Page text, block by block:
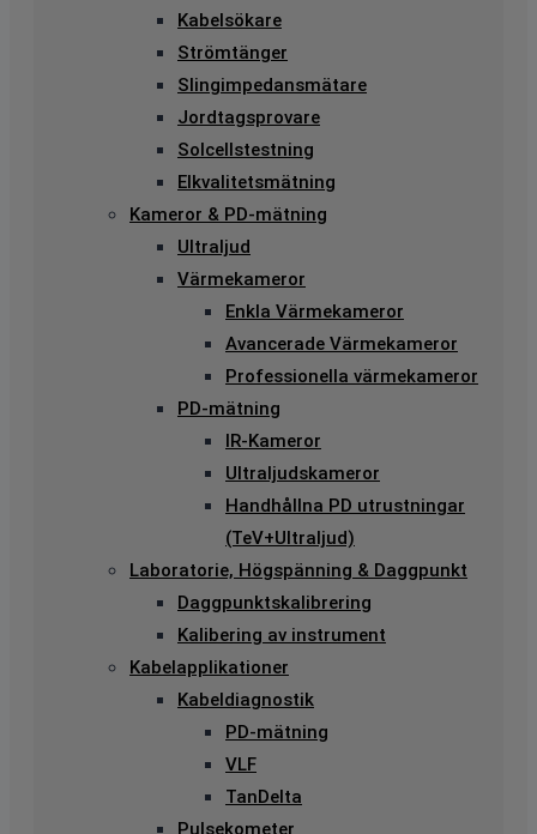
Kabelsökare
Strömtänger
Slingimpedansmätare
Jordtagsprovare
Solcellstestning
Elkvalitetsmätning
Kameror & PD-mätning
Ultraljud
Värmekameror
Enkla Värmekameror
Avancerade Värmekameror
Professionella värmekameror
PD-mätning
IR-Kameror
Ultraljudskameror
Handhållna PD utrustningar
(TeV+Ultraljud)
Laboratorie, Högspänning & Daggpunkt
Daggpunktskalibrering
Kalibering av instrument
Kabelapplikationer
Kabeldiagnostik
PD-mätning
VLF
TanDelta
Pulsekometer